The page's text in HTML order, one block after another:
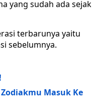
yang sudah ada sejak
terbarunya yaitu
sebelumnya.
Masuk Ke